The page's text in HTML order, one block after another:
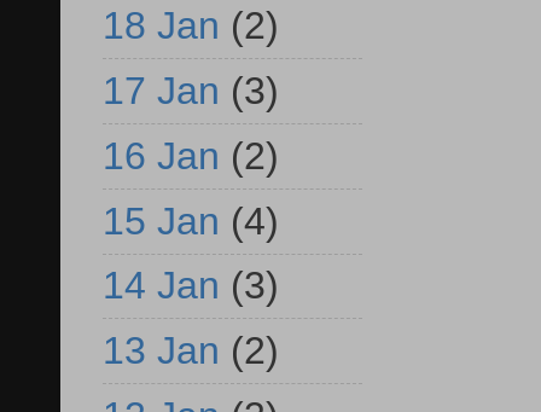
18 Jan (2)
17 Jan (3)
16 Jan (2)
15 Jan (4)
14 Jan (3)
13 Jan (2)